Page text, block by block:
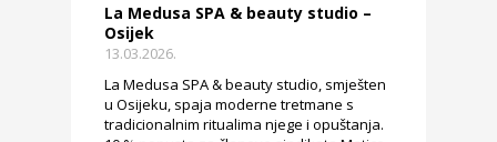
La Medusa SPA & beauty studio –
Osijek
13.03.2026.
La Medusa SPA & beauty studio, smješten
u Osijeku, spaja moderne tretmane s
tradicionalnim ritualima njege i opuštanja.